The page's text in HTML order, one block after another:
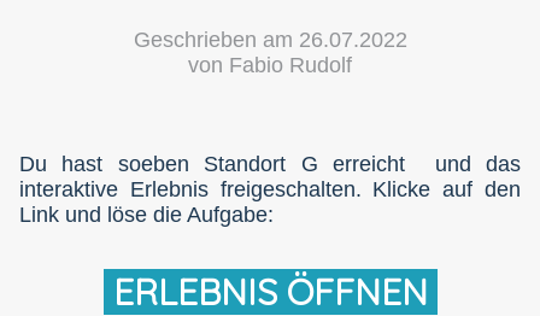
Geschrieben am 26.07.2022
von Fabio Rudolf
Du hast soeben Standort G erreicht und das
interaktive Erlebnis freigeschalten. Klicke auf den
Link und löse die Aufgabe:
ERLEBNIS ÖFFNEN